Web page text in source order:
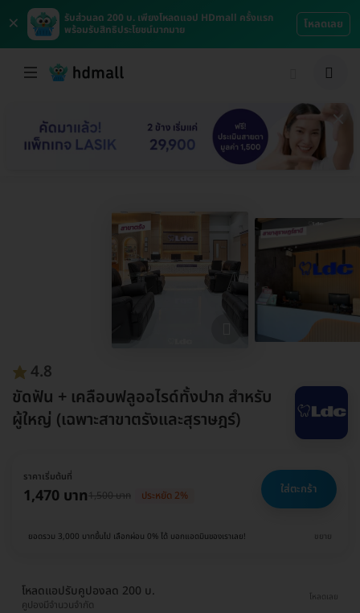
×
รับส่วนลด 200 บ. เพียงโหลดแอป HDmall ครั้งแรก
พร้อมรับสิทธิประโยชน์มากมาย
โหลดเลย
4.8
ขัดฟัน + เคลือบฟลูออไรด์ทั้งปาก สำหรับ
ผู้ใหญ่ (เฉพาะสาขาตรังและสุราษฎร์)
ราคาเริ่มต้นที่
1,470 บาท1,500 บาท ประหยัด 2% ใส่ตะกร้า
ยอดรวม 3,000 บาทขึ้นไป เลือกผ่อน 0% ได้ บอกแอดมินของเราเลย! ขยาย
โหลดแอปรับคูปองลด 200 บ.
คูปองมีจำนวนจำกัด
โหลดเลย